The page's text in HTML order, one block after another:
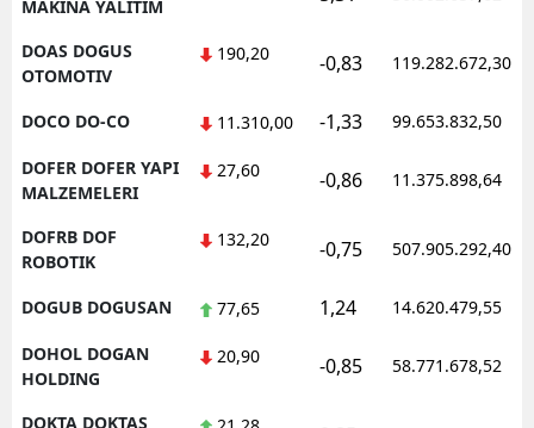
MAKINA YALITIM
DOAS DOGUS
OTOMOTIV
190,20 -0,83 119.282.672,30
DOCO DO-CO 11.310,00 -1,33 99.653.832,50
DOFER DOFER YAPI
MALZEMELERI
27,60 -0,86 11.375.898,64
DOFRB DOF
ROBOTIK
132,20 -0,75 507.905.292,40
DOGUB DOGUSAN 77,65 1,24 14.620.479,55
DOHOL DOGAN
HOLDING
20,90 -0,85 58.771.678,52
DOKTA DOKTAS